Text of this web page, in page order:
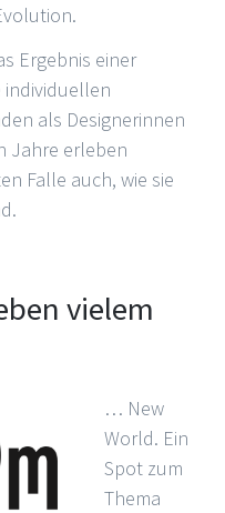
Ergebnis einer
individuellen
als Designerinnen
Jahre erleben
Falle auch, wie sie
vielem
… New
World. Ein
Spot zum
Thema